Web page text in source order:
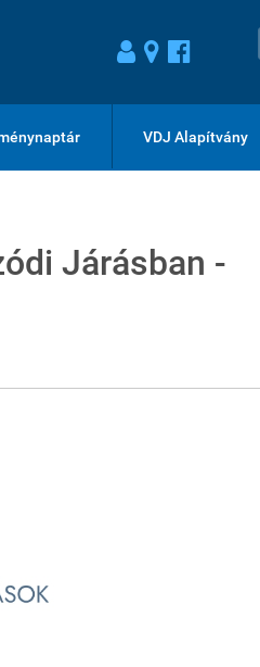
VDJ Alapítvány
Járásban -